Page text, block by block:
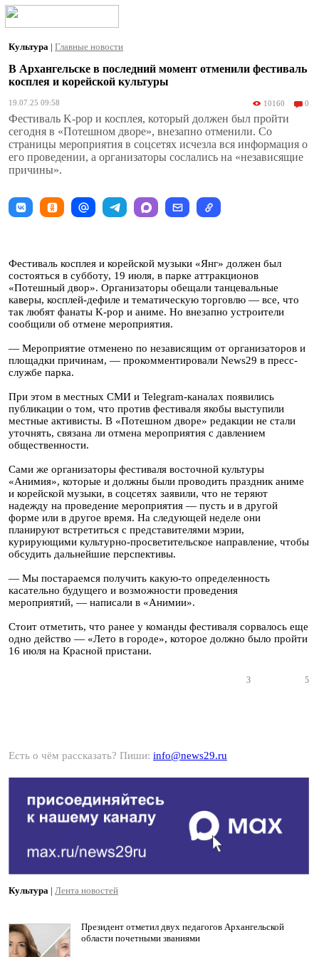
Культура | Главные новости
В Архангельске в последний момент отменили фестиваль
косплея и корейской культуры
19.07.25 09:58 10160 0
Фестиваль K-pop и косплея, который должен был пройти
сегодня в «Потешном дворе», внезапно отменили. Со
страницы мероприятия в соцсетях исчезла вся информация о
его проведении, а организаторы сослались на «независящие
причины».
Фестиваль косплея и корейской музыки «Янг» должен был
состояться в субботу, 19 июля, в парке аттракционов
«Потешный двор». Организаторы обещали танцевальные
каверы, косплей-дефиле и тематическую торговлю — все, что
так любят фанаты K-pop и аниме. Но внезапно устроители
сообщили об отмене мероприятия.
— Мероприятие отменено по независящим от организаторов и
площадки причинам, — прокомментировали News29 в пресс-
службе парка.
При этом в местных СМИ и Telegram-каналах появились
публикации о том, что против фестиваля якобы выступили
местные активисты. В «Потешном дворе» редакции не стали
уточнять, связана ли отмена мероприятия с давлением
общественности.
Сами же организаторы фестиваля восточной культуры
«Анимия», которые и должны были проводить праздник аниме
и корейской музыки, в соцсетях заявили, что не теряют
надежду на проведение мероприятия — пусть и в другой
форме или в другое время. На следующей неделе они
планируют встретиться с представителями мэрии,
курирующими культурно-просветительское направление, чтобы
обсудить дальнейшие перспективы.
— Мы постараемся получить какую-то определенность
касательно будущего и возможности проведения
мероприятий, — написали в «Анимии».
Стоит отметить, что ранее у команды фестиваля сорвалось еще
одно действо — «Лето в городе», которое должно было пройти
16 июля на Красной пристани.
3 5
Есть о чём рассказать? Пиши: info@news29.ru
Культура | Лента новостей
Президент отметил двух педагогов Архангельской
области почетными званиями